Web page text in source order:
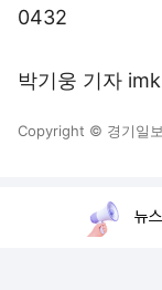
0432
박기웅 기자
Copyright © 경기일
뉴